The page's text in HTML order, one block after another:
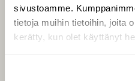
sivustoamme.
tietoja muihin tietoihin, joita
kerätty, kun olet käyttänyt